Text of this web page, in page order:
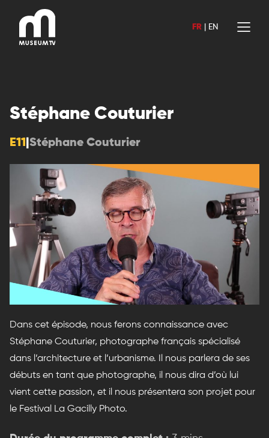
contenu
FR EN
Stéphane Couturier
E11 Stéphane Couturier
Dans cet épisode, nous ferons connaissance avec
Stéphane Couturier, photographe français spécialisé
dans l’architecture et l’urbanisme. Il nous parlera de ses
débuts en tant que photographe, il nous dira d’où lui
vient cette passion, et il nous présentera son projet pour
le Festival La Gacilly Photo.